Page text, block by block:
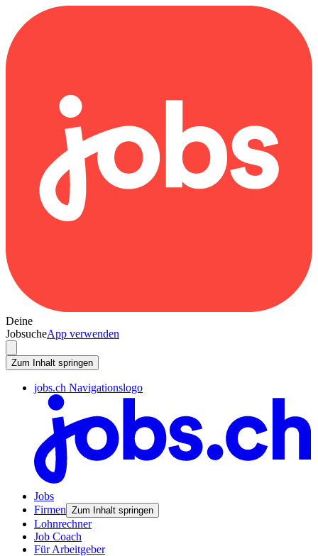
Deine
JobsucheApp verwenden
Zum Inhalt springen
jobs.ch Navigationslogo
Jobs
Firmen Zum Inhalt springen
Lohnrechner
Job Coach
Für Arbeitgeber